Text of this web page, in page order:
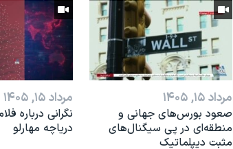
مرداد ۱۵, ۱۴۰۵
صعود بورس‌های جهانی و
منطقه‌ای در پی سیگنال‌های
مثبت دیپلماتیک
مرداد ۱۵, ۱۴۰۵
نگرانی درباره
دریاچه مهارلو